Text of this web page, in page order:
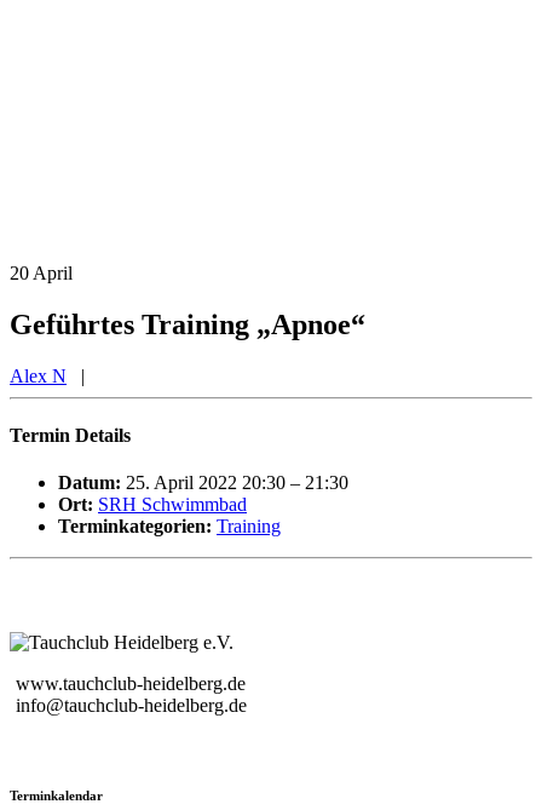
20 April
Geführtes Training „Apnoe“
Alex N |
Termin Details
Datum: 25. April 2022 20:30 – 21:30
Ort: SRH Schwimmbad
Terminkategorien: Training
www.tauchclub-heidelberg.de
info@tauchclub-heidelberg.de
Terminkalendar